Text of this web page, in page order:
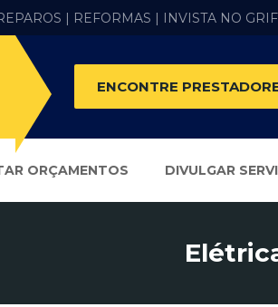
| REFORMAS | INVISTA NO
ENCONTRE
ORÇAMENTOS DIVULGAR